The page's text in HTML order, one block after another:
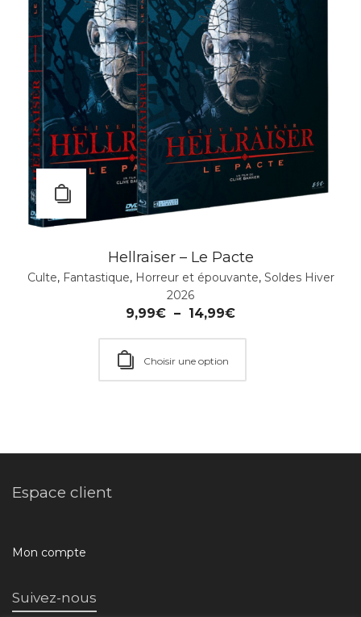
Hellraiser – Le Pacte
Culte, Fantastique, Horreur et épouvante, Soldes Hiver
2026
9,99€ – 14,99€
Choisir une option
Espace client
Mon compte
Suivez-nous